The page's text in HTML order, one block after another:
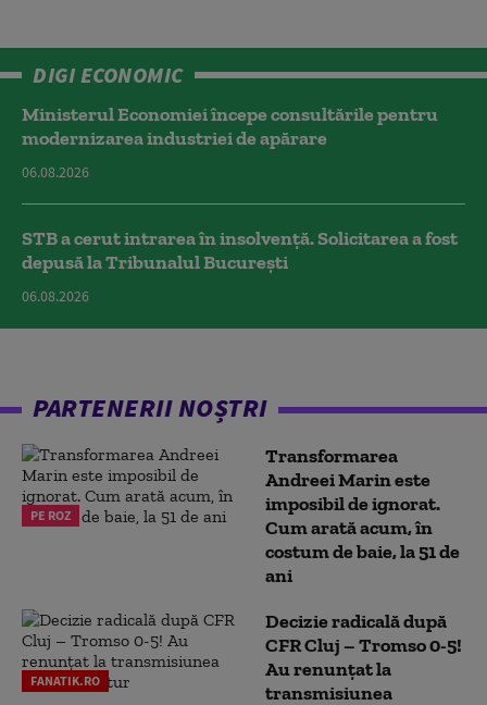
DIGI ECONOMIC
Ministerul Economiei începe consultările pentru
modernizarea industriei de apărare
06.08.2026
STB a cerut intrarea în insolvență. Solicitarea a fost
depusă la Tribunalul București
06.08.2026
PARTENERII NOȘTRI
PE ROZ
Transformarea
Andreei Marin este
imposibil de ignorat.
Cum arată acum, în
costum de baie, la 51 de
ani
FANATIK.RO
Decizie radicală după
CFR Cluj – Tromso 0-5!
Au renunțat la
transmisiunea